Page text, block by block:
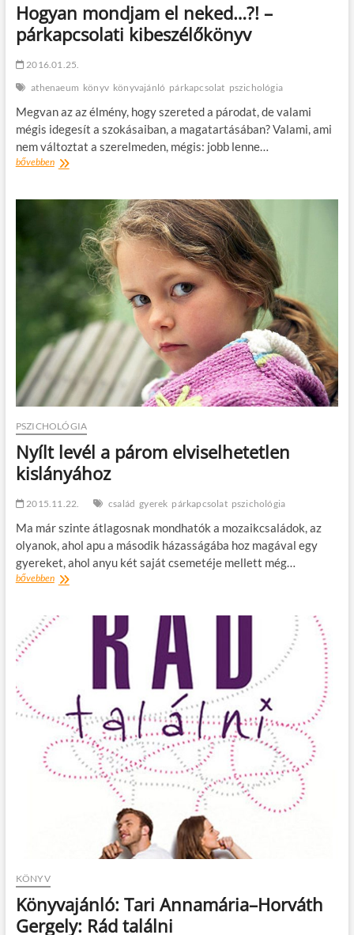
Hogyan mondjam el neked…?! –
párkapcsolati kibeszélőkönyv
2016.01.25.
athenaeum könyv könyvajánló párkapcsolat pszichológia
Megvan az az élmény, hogy szereted a párodat, de valami
mégis idegesít a szokásaiban, a magatartásában? Valami, ami
nem változtat a szerelmeden, mégis: jobb lenne…
bővebbenHogyan
párkapcsolati
kibeszélőkönyv
PSZICHOLÓGIA
Nyílt levél a párom elviselhetetlen
kislányához
2015.11.22. család gyerek párkapcsolat pszichológia
Ma már szinte átlagosnak mondhatók a mozaikcsaládok, az
olyanok, ahol apu a második házasságába hoz magával egy
gyereket, ahol anyu két saját csemetéje mellett még…
bővebbenNyílt
párom
elviselhetetlen
KÖNYV
Könyvajánló: Tari Annamária–Horváth
Gergely: Rád találni